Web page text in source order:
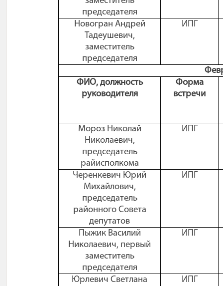
председателя
Новогран Андрей
Тадеушевич,
заместитель
председателя
ИПГ
ФИО, должность
руководителя
Форма
встречи
Мороз Николай
Николаевич,
председатель
райисполкома
ИПГ
Черенкевич Юрий
Михайлович,
председатель
районного Совета
депутатов
ИПГ
Пыжик Василий
Николаевич, первый
заместитель
председателя
ИПГ
Юрлевич Светлана
ИПГ